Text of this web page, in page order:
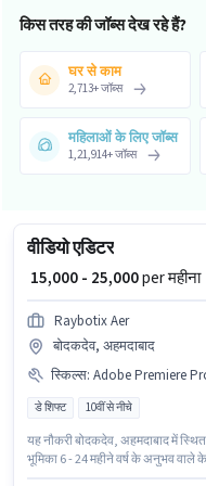
किस तरह की जॉब्स देख रहे हैं?
घर से काम
2,713+जॉब्स
महिलाओं के लिए जॉब्स
1,21,914+जॉब्स
वीडियो एडिटर
₹ 15,000 - 25,000per महीना
Raybotix Aer
बोदकदेव, अहमदाबाद
स्किल्स: Adobe Premiere
डे शिफ्ट 10वीं से नीचे
यह नौकरी बोदकदेव, अहमदाबाद में
भूमिका 6 - 24 महीने वर्ष के अनुभव वाले